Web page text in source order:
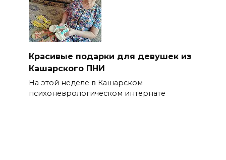
Красивые подарки для девушек из
Кашарского ПНИ
На этой неделе в Кашарском
психоневрологическом интернате